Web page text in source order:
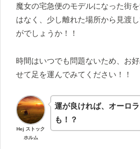
魔女の宅急便のモデルになった街
はなく、少し離れた場所から見渡
がでしょうか！！
時間はいつでも問題ないため、お
せて足を運んでみてください！！
Hej ストック
ホルム
運が良ければ、オーロ
も！？